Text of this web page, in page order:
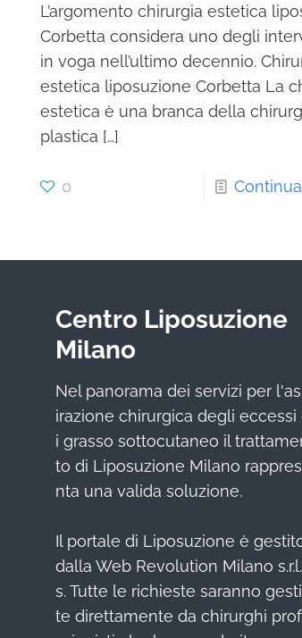
L’argomento chirurgia estetica
Corbetta considera uno degli
in voga nell’ultimo decennio.
estetica liposuzione Corbetta La
estetica è una branca della
plastica […]
0
Centro Liposuzione
Milano
Nel panorama dei servizi per
irazione chirurgica degli eccessi
i grasso sottocutaneo il
to di Liposuzione Milano
nta una valida soluzione.
Il portale di Liposuzione è
dalla Web Revolution Milano s.r.l.
s. Tutte le richieste saranno
te direttamente da chirurghi